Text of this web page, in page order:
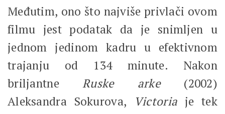
Međutim, ono što najviše privlači ovom
filmu jest podatak da je snimljen u
jednom jedinom kadru u efektivnom
trajanju od 134 minute. Nakon
briljantneRuske arke (2002)
Aleksandra Sokurova,
Victoria je tek